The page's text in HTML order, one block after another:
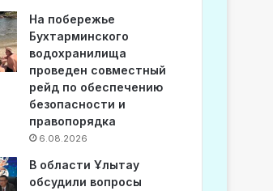
На побережье
Бухтарминского
водохранилища
проведен совместный
рейд по обеспечению
безопасности и
правопорядка
6.08.2026
В области Ұлытау
обсудили вопросы